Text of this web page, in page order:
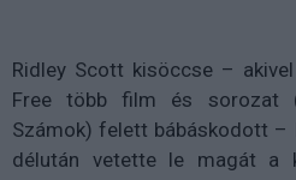
Ridley Scott kisöccse –
Free több film és sorozat
Számok) felett bábáskodott –
délután vetette le magát a